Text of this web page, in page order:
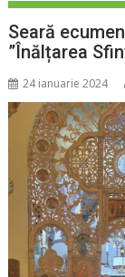
Seară
”Înălțarea
24 ianuarie 2024